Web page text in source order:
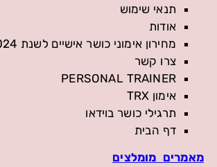
תנאי שימוש
אודות
מחירון אימוני כושר אישיים לשנת 2024
צרו קשר
PERSONAL TRAINER
אימון TRX
תרגילי כושר בוידאו
דף הבית
מאמרים מומלצים